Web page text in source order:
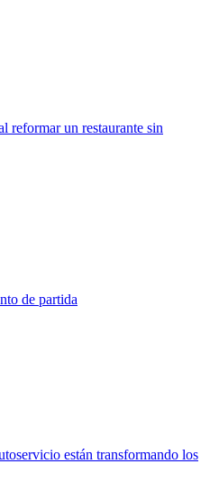
reformar un restaurante sin
de partida
están transformando los